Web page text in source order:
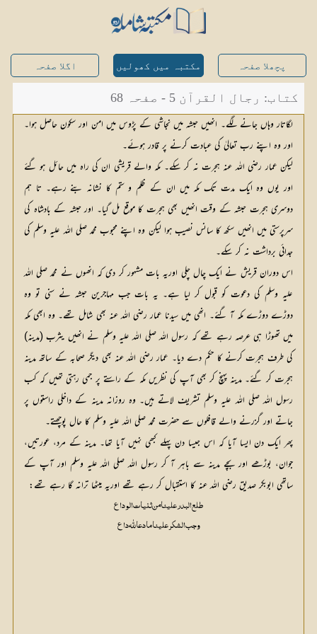
پچھلا صفحہ مکتبہ میں کھولیں اگلا صفحہ
کتاب: رجال القرآن 5 - صفحہ 68
لگاتار وہاں جانے لگے۔ انھیں حبشہ میں نجاشی کے پڑوس میں امن اور سکون حاصل ہوا۔
اور وہ اپنے رب تعالیٰ کی عبادت کرنے پر قادر ہوئے۔
لیکن عمار رضی اللہ عنہ ہجرت نہ کر سکے۔ مکہ والے قریشی ان کی راہ میں حائل ہو گئے
اور یوں وہ ایک مدت تک مکہ میں ان کے ظلم و ستم کا نشانہ بنے رہے۔ تا ہم
دوسری ہجرت حبشہ کے وقت انھیں بھی ہجرت کا موقع مل گیا۔ اور حبشہ کے بادشاہ کی
سرپرستی میں انھیں سکھ کا سانس نصیب ہوا لیکن وہ اپنے محبوب محمد صلی اللہ علیہ وسلم کی
جدائی برداشت نہ کر سکے۔
اس دوران قریش نے ایک چال چلی اوریہ بات مشہور کر دی کہ انھوں نے محمد صلی اللہ
علیہ وسلم کی دعوت کو قبول کر لیا ہے۔ یہ بات جب مہاجرین حبشہ نے سنی تو وہ
دوڑے دوڑے مکہ آ گئے۔ انھی میں سیدنا عمار رضی اللہ عنہ بھی شامل تھے۔ وہ ابھی مکہ
میں تھوڑا ہی عرصہ رہے تھے کہ رسول اللہ صلی اللہ علیہ وسلم نے انھیں یثرب (مدینہ)
کی طرف ہجرت کرنے کا حکم دے دیا۔ عمار رضی اللہ عنہ بھی دیگر صحابہ کے ساتھ مدینہ
ہجرت کر گئے۔ مدینہ پہنچ کر بھی آپ کی نظریں مکہ کے راستے پر جمی رہتی تھیں کہ کب
رسول اللہ صلی اللہ علیہ وسلم تشریف لاتے ہیں۔ وہ روزانہ مدینہ کے داخلی راستوں پر
جاتے اور گزرنے والے قافلوں سے حضرت محمد صلی اللہ علیہ وسلم کا حال پوچھتے۔
پھر ایک دن ایسا آیا کہ اس جیسا دن پہلے کبھی نہیں آیا تھا۔ مدینہ کے مرد، عورتیں،
جوان، بوڑھے اور بچے مدینہ سے باہر آ کر رسول اللہ صلی اللہ علیہ وسلم اور آپ کے
ساتھی ابوبکر صدیق رضی اللہ عنہ کا استقبال کر رہے تھے اوریہ میٹھا ترانہ گا رہے تھے:
طلع البدر علینا	من ثنیات الوداع
وجب الشکر علینا	ما دعا للّٰہ داع